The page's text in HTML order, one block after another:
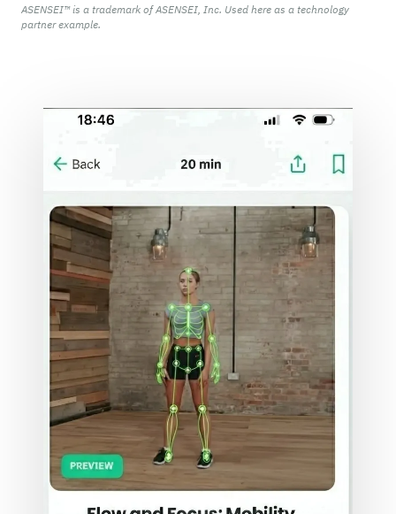
ASENSEI™ is a trademark of ASENSEI, Inc. Used here as a technology
partner example.